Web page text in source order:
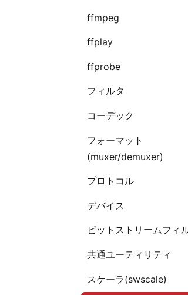
ffmpeg
ffplay
ffprobe
フィルタ
コーデック
フォーマット
(muxer/demuxer)
プロトコル
デバイス
ビットストリームフィ
共通ユーティリティ
スケーラ(swscale)